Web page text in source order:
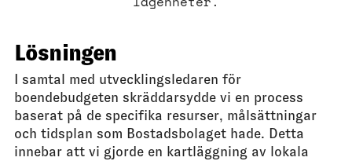
Lösningen
I samtal med utvecklingsledaren för
boendebudgeten skräddarsydde vi en process
baserat på de specifika resurser, målsättningar
och tidsplan som Bostadsbolaget hade. Detta
innebar att vi gjorde en kartläggning av lokala